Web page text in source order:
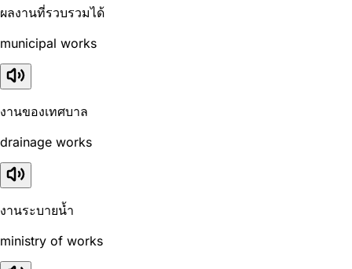
ผลงานที่รวบรวมได้
municipal works
งานของเทศบาล
drainage works
งานระบายน้ำ
ministry of works